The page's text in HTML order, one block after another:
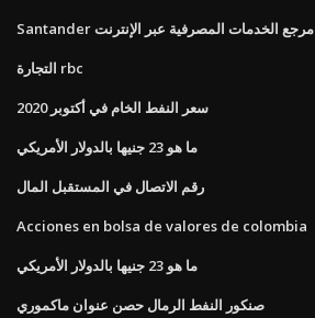
Santander مرجع الخدمات المصرفية عبر الإنترنت
التجارة rbc
سعر النفط الخام في أكتوبر 2020
ما هو 23 جنيها بالدولار الأمريكي
رقم الاتصال في المستقبل المال
Acciones en bolsa de valores de colombia
ما هو 23 جنيها بالدولار الأمريكي
صنكور النفط الرمال حصن عنوان ماكموري